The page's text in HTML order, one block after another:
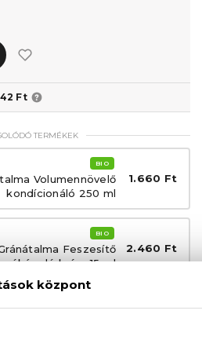
Ft
TERMÉKEK
BIO
Volumennövelő
kondícionáló 250 ml
1.660 Ft
BIO
Feszesítő
krém 15 ml
2.460 Ft
BIO
olaj 100 ml